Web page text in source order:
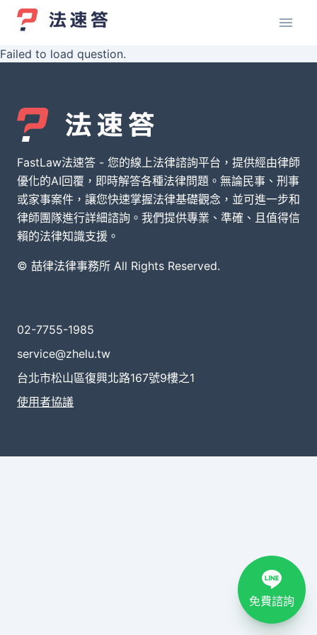
Failed to load question.
FastLaw法速答 - 您的線上法律諮詢平台，提供經由律師
優化的AI回覆，即時解答各種法律問題。無論民事、刑事
或家事案件，讓您快速掌握法律基礎觀念，並可進一步和
律師團隊進行詳細諮詢。我們提供專業、準確、且值得信
賴的法律知識支援。
© 喆律法律事務所 All Rights Reserved.
02-7755-1985
service@zhelu.tw
台北市松山區復興北路167號9樓之1
使用者協議
免費諮詢